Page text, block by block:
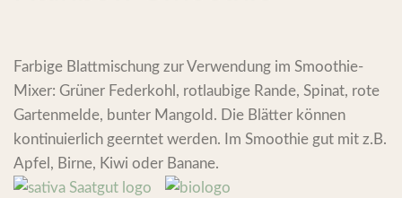
Farbige Blattmischung zur Verwendung im Smoothie-
Mixer: Grüner Federkohl, rotlaubige Rande, Spinat, rote
Gartenmelde, bunter Mangold. Die Blätter können
kontinuierlich geerntet werden. Im Smoothie gut mit z.B.
Apfel, Birne, Kiwi oder Banane.